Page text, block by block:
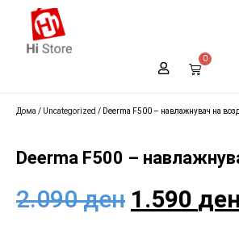
0
Дома / Uncategorized / Deerma F500 – навлажнувач на
Deerma F500 –
2.090ден 1.590 ден